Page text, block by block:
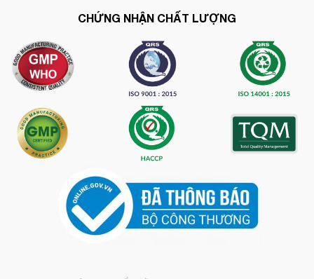
CHỨNG NHẬN CHẤT LƯỢNG